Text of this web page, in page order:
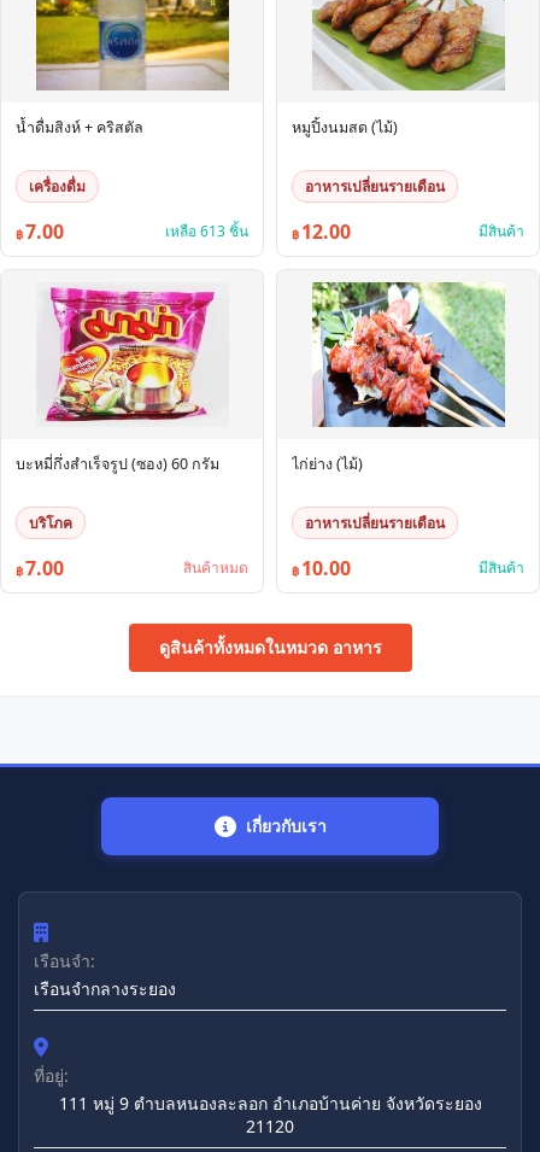
น้ำดื่มสิงห์ + คริสตัล
เครื่องดื่ม
฿7.00 เหลือ 613 ชิ้น
หมูปิ้งนมสด (ไม้)
อาหารเปลี่ยนรายเดือน
฿ 12.00 มีสินค้า
บะหมี่กึ่งสำเร็จรูป (ซอง) 60 กรัม
บริโภค
฿7.00 สินค้าหมด
ไก่ย่าง (ไม้)
อาหารเปลี่ยนรายเดือน
฿ 10.00 มีสินค้า
ดูสินค้าทั้งหมดในหมวด อาหาร
เกี่ยวกับเรา
เรือนจำ:
เรือนจํากลางระยอง
ที่อยู่:
111 หมู่ 9 ตำบลหนองละลอก อำเภอบ้านค่าย จังหวัดระยอง
21120